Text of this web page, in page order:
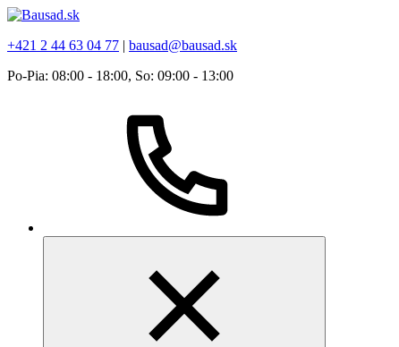
+421 2 44 63 04 77 | bausad@bausad.sk
Po-Pia: 08:00 - 18:00, So: 09:00 - 13:00